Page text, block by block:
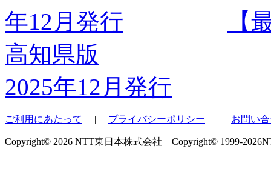
【
高知県版
2025年12月発行
ご利用にあたって | プライバシーポリシー | お問い
Copyright© 2026 NTT東日本株式会社 Copyright© 1999-